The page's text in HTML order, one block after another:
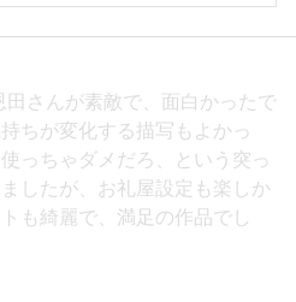
田さんが素敵で、面白かったで
ちが変化する描写もよかっ
っちゃダメだろ、という突っ
したが、お礼屋設定も楽しか
も綺麗で、満足の作品でし